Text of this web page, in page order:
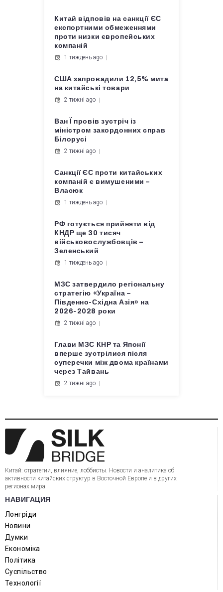
Китай відповів на санкції ЄС
експортними обмеженнями
проти низки європейських
компаній
1 тиждень ago
США запровадили 12,5% мита
на китайські товари
2 тижні ago
Ван Ї провів зустріч із
міністром закордонних справ
Білорусі
2 тижні ago
Санкції ЄС проти китайських
компаній є вимушеними –
Власюк
1 тиждень ago
РФ готується прийняти від
КНДР ще 30 тисяч
військовослужбовців –
Зеленський
1 тиждень ago
МЗС затвердило регіональну
стратегію «Україна –
Південно-Східна Азія» на
2026-2028 роки
2 тижні ago
Глави МЗС КНР та Японії
вперше зустрілися після
суперечки між двома країнами
через Тайвань
2 тижні ago
Китай: стратегии, влияние, лоббисты. Новости и аналитика об
активности китайских структур в Восточной Европе и в других
регионах мира.
НАВИГАЦИЯ
Лонгріди
Новини
Думки
Економіка
Політика
Суспільство
Технології